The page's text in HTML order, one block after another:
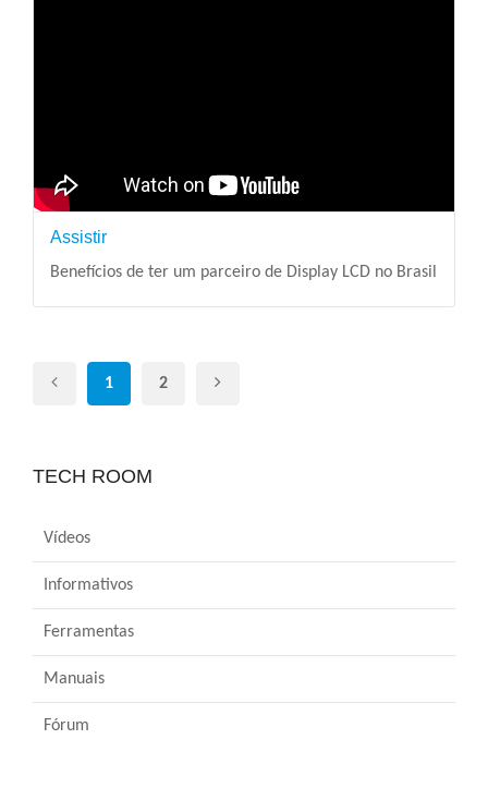
Assistir
Benefícios de ter um parceiro de Display LCD no Brasil
1 2
TECH ROOM
Vídeos
Informativos
Ferramentas
Manuais
Fórum